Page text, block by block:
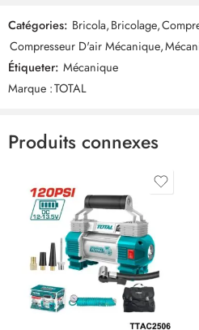
Commentaires
Il n'y a pas encore de critiques.
Catégories: Bricola,Bricolage,
Compresseur D'air Mécanique,
Étiqueter: Mécanique
Marque :TOTAL
Produits connexes